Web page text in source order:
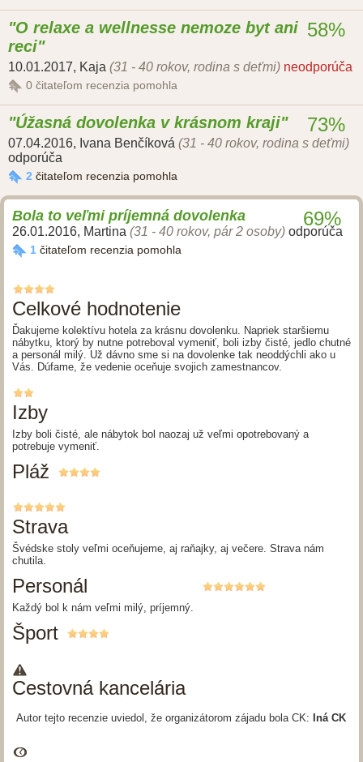
O relaxe a wellnesse nemoze byt ani
reci
10.01.2017, Kaja (31 - 40 rokov, rodina s deťmi) neodporúča
0 čitateľom recenzia pomohla
58%
Úžasná dovolenka v krásnom kraji
07.04.2016, Ivana Benčíková (31 - 40 rokov, rodina s deťmi)
odporúča
2 čitateľom recenzia pomohla
73%
Bola to veľmi príjemná dovolenka
26.01.2016, Martina (31 - 40 rokov, pár 2 osoby) odporúča
1 čitateľom recenzia pomohla
69%
Celkové hodnotenie
Ďakujeme kolektívu hotela za krásnu dovolenku. Napriek staršiemu
nábytku, ktorý by nutne potreboval vymeniť, boli izby čisté, jedlo chutné
a personál milý. Už dávno sme si na dovolenke tak neoddýchli ako u
Vás. Dúfame, že vedenie oceňuje svojich zamestnancov.
Izby
Izby boli čisté, ale nábytok bol naozaj už veľmi opotrebovaný a
potrebuje vymeniť.
Pláž
Strava
Švédske stoly veľmi oceňujeme, aj raňajky, aj večere. Strava nám
chutila.
Personál
Každý bol k nám veľmi milý, príjemný.
Šport
Cestovná kancelária
Autor tejto recenzie uviedol, že organizátorom zájadu bola CK: Iná CK